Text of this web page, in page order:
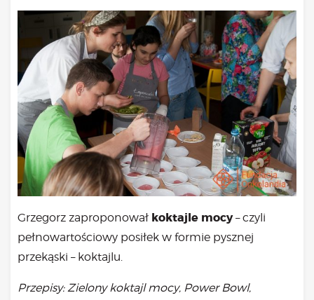
Grzegorz zaproponował koktajle mocy– czyli
pełnowartościowy posiłek w formie pysznej
przekąski – koktajlu.
Przepisy: Zielony koktajl mocy, Power Bowl,